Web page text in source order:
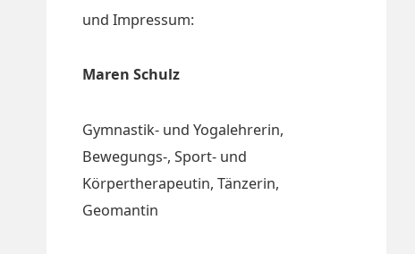
und Impressum:
Maren Schulz
Gymnastik- und Yogalehrerin,
Bewegungs-, Sport- und
Körpertherapeutin, Tänzerin,
Geomantin